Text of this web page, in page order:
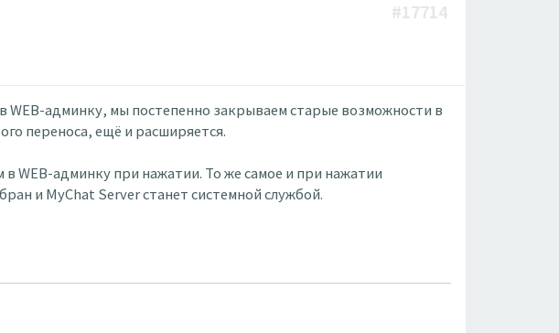
#17714
админку, мы постепенно закрываем старые возможности в
переноса, ещё и расширяется.
WEB-админку при нажатии. То же самое и при нажатии
и MyChat Server станет системной службой.